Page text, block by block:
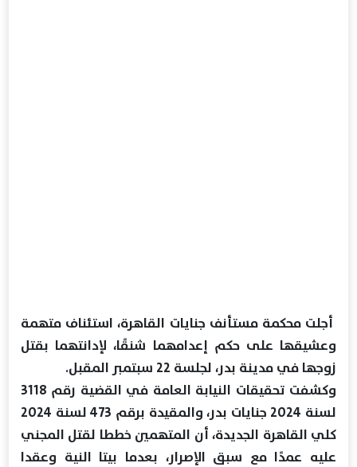
أجلت محكمة مستأنف جنايات القاهرة، استئناف متهمة
وعشيقها على حكم إعدامهما شنقًا، لإدانتهما بقتل
زوجها في مدينة بدر، لجلسة 22 سبتمبر المقبل.
وكشفت تحقيقات النيابة العامة في القضية رقم 3118
لسنة 2024 جنايات بدر، والمقيدة برقم 473 لسنة 2024
كلي القاهرة الجديدة، أن المتهمين خططا لقتل المجني
عليه عمدًا مع سبق الإصرار، بعدما بيتا النية وعقدا